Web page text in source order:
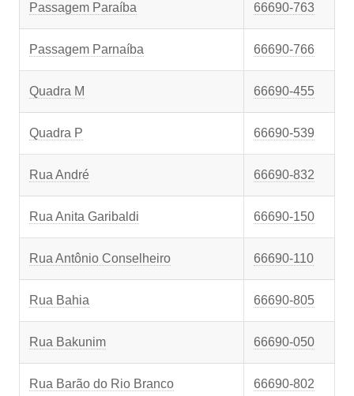
Passagem Paraíba 66690-763
Passagem Parnaíba 66690-766
Quadra M 66690-455
Quadra P 66690-539
Rua André 66690-832
Rua Anita Garibaldi 66690-150
Rua Antônio Conselheiro 66690-110
Rua Bahia 66690-805
Rua Bakunim 66690-050
Rua Barão do Rio Branco 66690-802